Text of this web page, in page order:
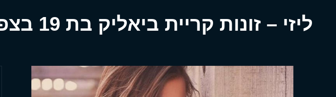
ליזי – זונות קריית ביאליק בת 19 בצפון